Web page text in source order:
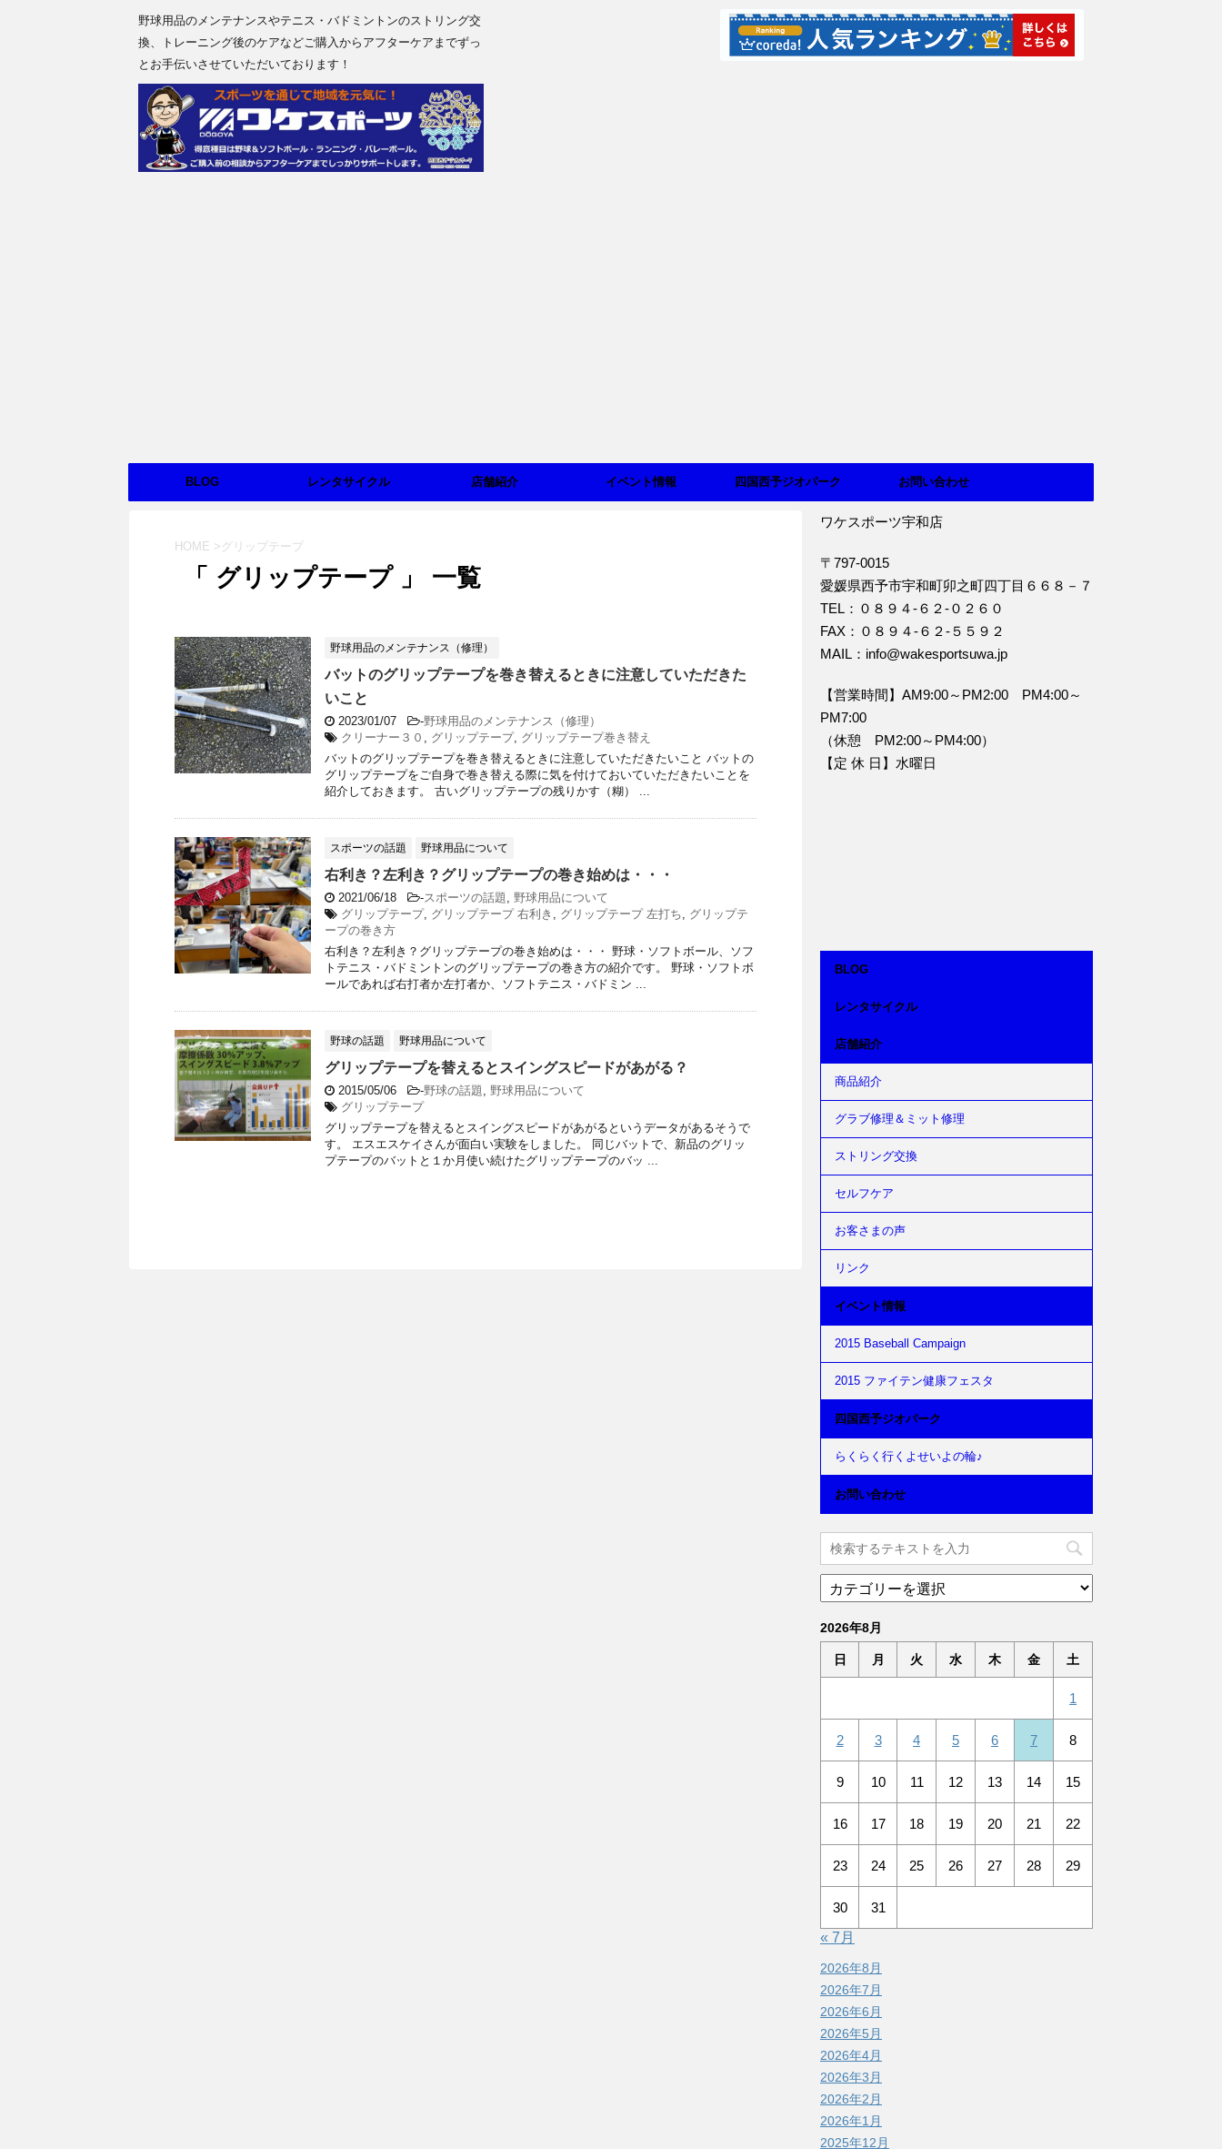
野球用品のメンテナンスやテニス・バドミントンのストリング交
換、トレーニング後のケアなどご購入からアフターケアまでずっ
とお手伝いさせていただいております！
BLOG レンタサイクル 店舗紹介 イベント情報 四国西予ジオパーク お問い合わせ
HOME > グリップテープ
「 グリップテープ 」 一覧
野球用品のメンテナンス（修理）
バットのグリップテープを巻き替えるときに注意していただきた
いこと
2023/01/07 -野球用品のメンテナンス（修理）
クリーナー３０
グリップテープ, グリップテープ巻き替え
バットのグリップテープを巻き替えるときに注意していただきたいこと バットの
グリップテープをご自身で巻き替える際に気を付けておいていただきたいことを
紹介しておきます。 古いグリップテープの残りかす（糊） ...
スポーツの話題 野球用品について
右利き？左利き？グリップテープの巻き始めは・・・
2021/06/18 -スポーツの話題
野球用品について
グリップテープ, グリップテープ 右利き グリップテープ 左打ち
グリップテ
ープの巻き方
右利き？左利き？グリップテープの巻き始めは・・・ 野球・ソフトボール、ソフ
トテニス・バドミントンのグリップテープの巻き方の紹介です。 野球・ソフトボ
ールであれば右打者か左打者か、ソフトテニス・バドミン ...
野球の話題 野球用品について
グリップテープを替えるとスイングスピードがあがる？
2015/05/06 -野球の話題
野球用品について
グリップテープ
グリップテープを替えるとスイングスピードがあがるというデータがあるそうで
す。 エスエスケイさんが面白い実験をしました。 同じバットで、新品のグリッ
プテープのバットと１か月使い続けたグリップテープのバッ ...
ワケスポーツ宇和店
〒797-0015
愛媛県西予市宇和町卯之町四丁目６６８－７
TEL：０８９４‐６２‐０２６０
FAX：０８９４‐６２‐５５９２
MAIL：info@wakesportsuwa.jp
【営業時間】AM9:00～PM2:00 PM4:00～
PM7:00
（休憩 PM2:00～PM4:00）
【定 休 日】水曜日
BLOG
レンタサイクル
店舗紹介
商品紹介
グラブ修理＆ミット修理
ストリング交換
セルフケア
お客さまの声
リンク
イベント情報
2015 Baseball Campaign
2015 ファイテン健康フェスタ
四国西予ジオパーク
らくらく行くよせいよの輪♪
お問い合わせ
2026年8月
日 月 火 水 木 金 土
1
2 3 4 5 6 7 8
9 10 11 12 13 14 15
16 17 18 19 20 21 22
23 24 25 26 27 28 29
30
31
« 7月
2026年8月
2026年7月
2026年6月
2026年5月
2026年4月
2026年3月
2026年2月
2026年1月
2025年12月